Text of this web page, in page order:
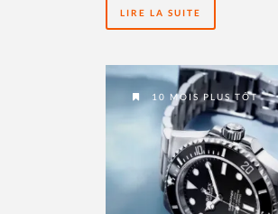
LIRE LA SUITE
10 MOIS PLUS TÔT